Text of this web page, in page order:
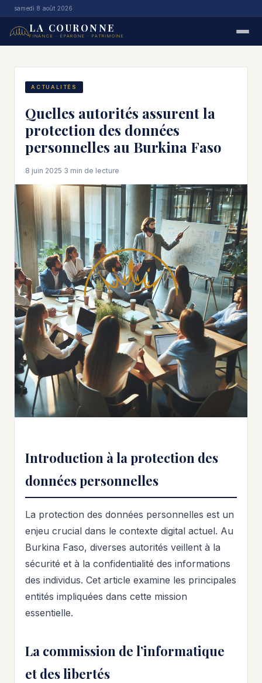
samedi 8 août 2026
LA COURONNE
FINANCE · ÉPARGNE · PATRIMOINE
ACTUALITÉS
Quelles autorités assurent la
protection des données
personnelles au Burkina Faso
8 juin 2025·3 min de lecture
Introduction à la protection des
données personnelles
La protection des données personnelles est un
enjeu crucial dans le contexte digital actuel. Au
Burkina Faso, diverses autorités veillent à la
sécurité et à la confidentialité des informations
des individus. Cet article examine les principales
entités impliquées dans cette mission
essentielle.
La commission de l’informatique
et des libertés